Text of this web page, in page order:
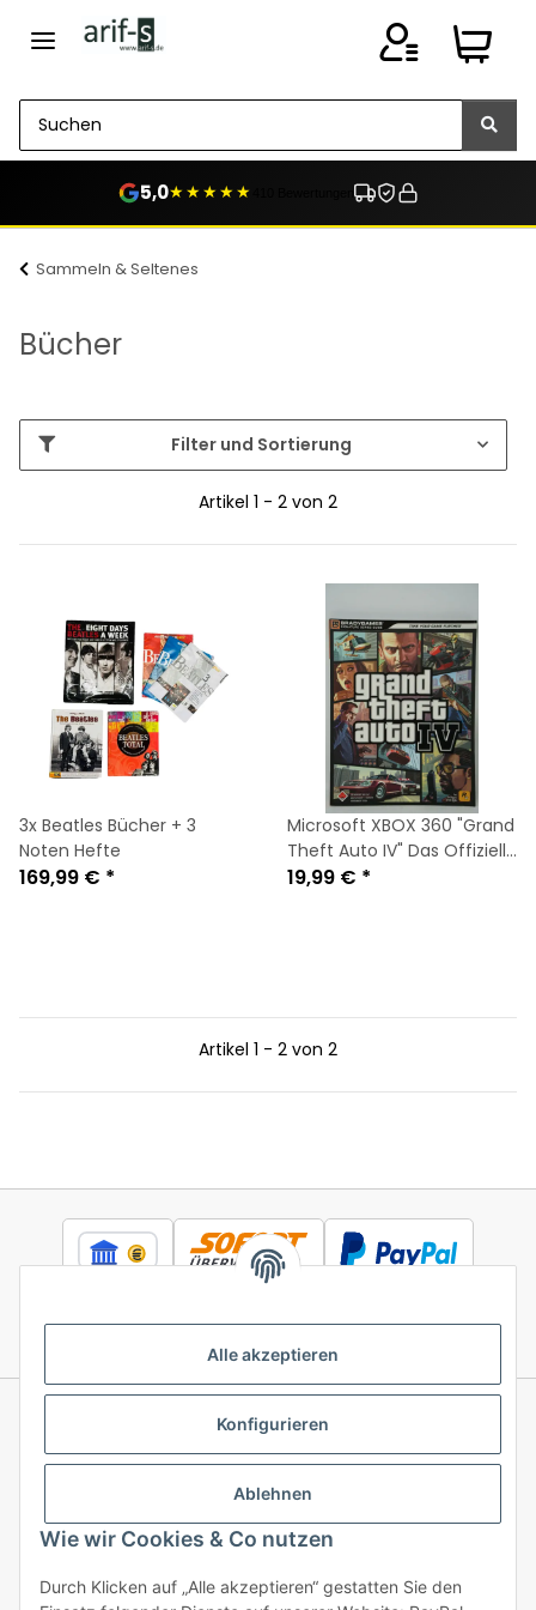
Alle akzeptieren
Konfigurieren
Ablehnen
Wie wir Cookies & Co nutzen
Durch Klicken auf „Alle akzeptieren“ gestatten Sie den
5,0★★★★★
Sammeln & Seltenes
Bücher
Filter und Sortierung
Artikel 1 - 2 von 2
3x Beatles Bücher + 3
Noten Hefte
169,99 € *
Microsoft XBOX 360 "Grand
Theft Auto IV" Das Offizielle
Strategiebuch Bradygames
19,99 € *
Artikel 1 - 2 von 2
Informationen
Gesetzliche Informationen